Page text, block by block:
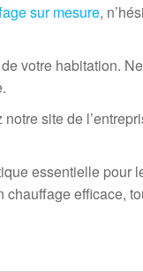
sur mesure,
votre habitation.
site de
essentielle pour
chauffage efficace,